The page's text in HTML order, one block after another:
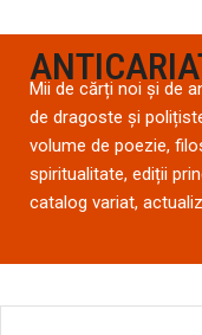
Mii de cărți noi și de
de dragoste și
volume de poezie,
spiritualitate, ediții
catalog variat,